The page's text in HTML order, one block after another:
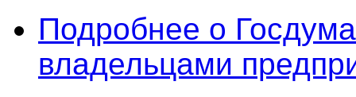
Подробнее о
владельцами